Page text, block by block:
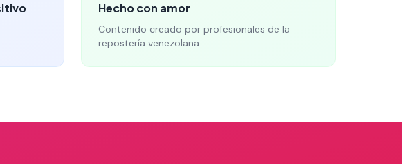
Hecho con amor
Contenido creado por profesionales de la
repostería venezolana.